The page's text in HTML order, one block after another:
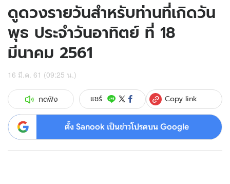
ดูดวงรายวันสำหรับท่านที่เกิดวัน
พุธ ประจำวันอาทิตย์ ที่ 18
มีนาคม 2561
16 มี.ค. 61 (09:25 น.)
กดฟัง แชร์ Copy link
ตั้ง Sanook เป็นข่าวโปรดบน Google